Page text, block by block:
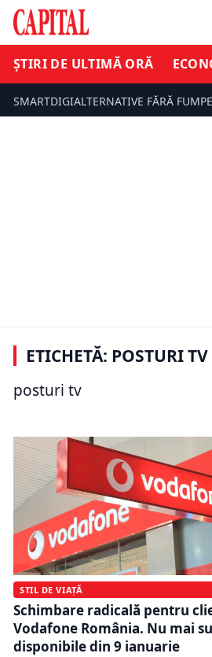
ȘTIRI DE ULTIMĂ ORĂ
SMARTDIGIALTERNATIVE FĂRĂ FUM
ETICHETĂ: POSTURI TV
posturi tv
STIL DE VIAȚĂ
iNES Live – 2 ani de inovație
STIL DE VIAȚĂ
Schimbare radicală pentru
Vodafone România. Nu mai
disponibile din 9 ianuarie